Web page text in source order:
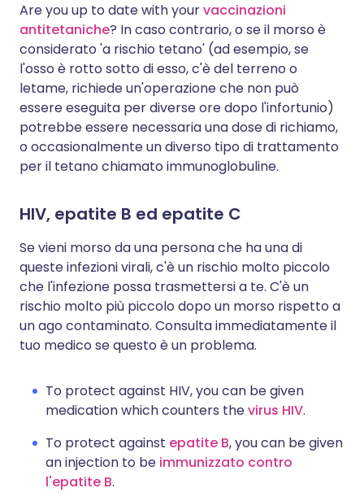
Are you up to date with yourvaccinazioni
antitetaniche? In caso contrario, o se il morso è
considerato 'a rischio tetano' (ad esempio, se
l'osso è rotto sotto di esso, c'è del terreno o
letame, richiede un'operazione che non può
essere eseguita per diverse ore dopo l'infortunio)
potrebbe essere necessaria una dose di richiamo,
o occasionalmente un diverso tipo di trattamento
per il tetano chiamato immunoglobuline.
HIV, epatite B ed epatite C
Se vieni morso da una persona che ha una di
queste infezioni virali, c'è un rischio molto piccolo
che l'infezione possa trasmettersi a te. C'è un
rischio molto più piccolo dopo un morso rispetto a
un ago contaminato. Consulta immediatamente il
tuo medico se questo è un problema.
To protect against HIV, you can be given
medication which counters thevirus HIV.
To protect against epatite B, you can be given
an injection to be immunizzato contro
l'epatite B.